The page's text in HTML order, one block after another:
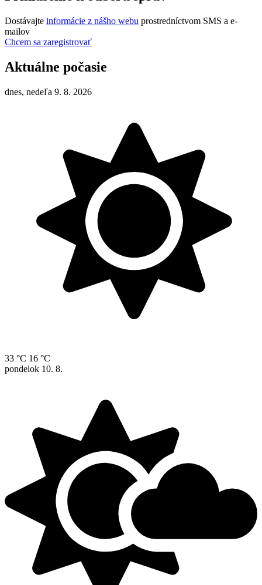
Dostávajte informácie z nášho webu prostredníctvom SMS a e-
mailov
Chcem sa zaregistrovať
Aktuálne počasie
dnes, nedeľa 9. 8. 2026
33 °C 16 °C
pondelok 10. 8.